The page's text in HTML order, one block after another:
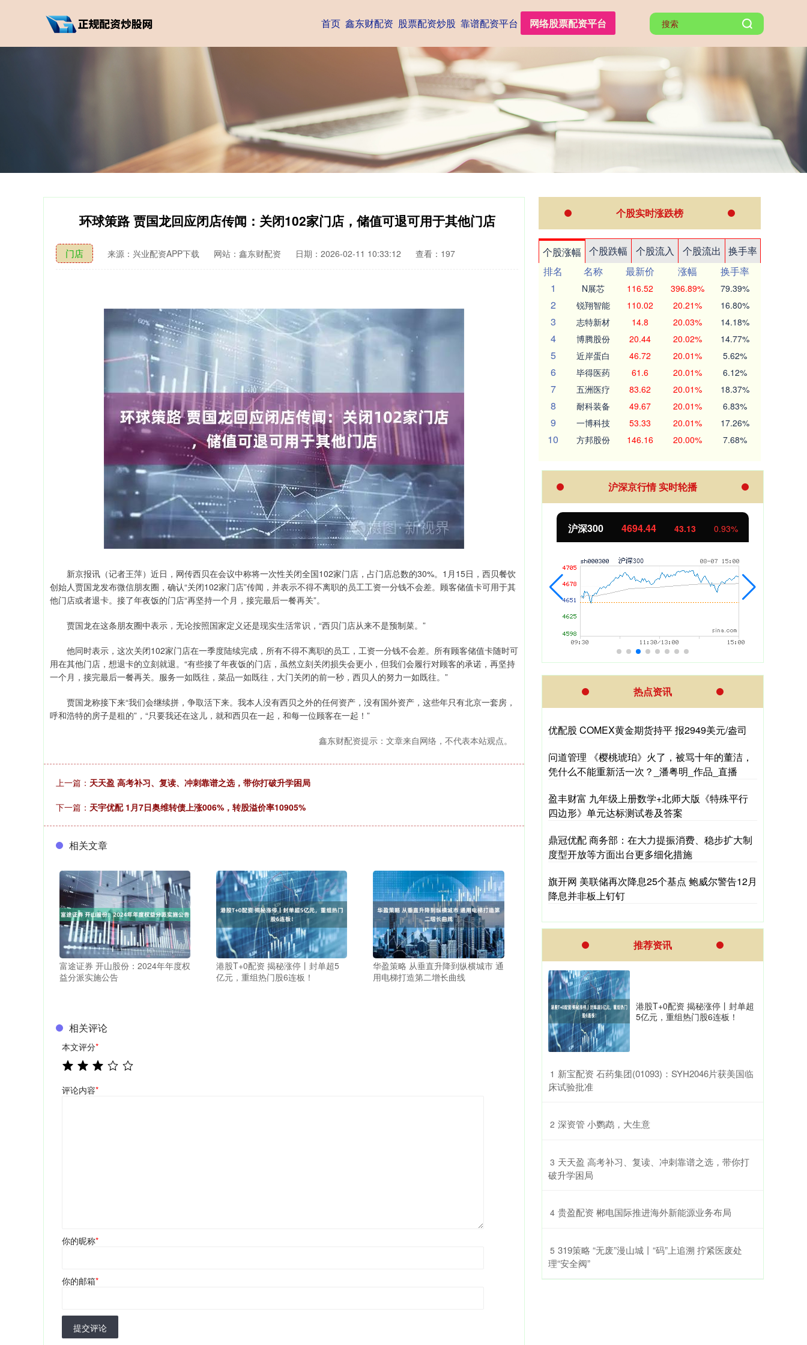
首页 鑫东财配资 股票配资炒股 靠谱配资平台 网络股票配资平台
环球策路 贾国龙回应闭店传闻：关闭102家门店，储值可退可用于其他门店
门店 来源：兴业配资APP下载 网站：鑫东财配资 日期：2026-02-11 10:33:12 查看：197
新京报讯（记者王萍）近日，网传西贝在会议中称将一次性关闭全国102家门店，占门店总数的30%。1月15日，西贝餐饮
创始人贾国龙发布微信朋友圈，确认“关闭102家门店”传闻，并表示不得不离职的员工工资一分钱不会差。顾客储值卡可用于其
他门店或者退卡。接了年夜饭的门店“再坚持一个月，接完最后一餐再关”。
贾国龙在这条朋友圈中表示，无论按照国家定义还是现实生活常识，“西贝门店从来不是预制菜。”
他同时表示，这次关闭102家门店在一季度陆续完成，所有不得不离职的员工，工资一分钱不会差。所有顾客储值卡随时可
用在其他门店，想退卡的立刻就退。“有些接了年夜饭的门店，虽然立刻关闭损失会更小，但我们会履行对顾客的承诺，再坚持
一个月，接完最后一餐再关。服务一如既往，菜品一如既往，大门关闭的前一秒，西贝人的努力一如既往。”
贾国龙称接下来“我们会继续拼，争取活下来。我本人没有西贝之外的任何资产，没有国外资产，这些年只有北京一套房，
呼和浩特的房子是租的”，“只要我还在这儿，就和西贝在一起，和每一位顾客在一起！”
鑫东财配资提示：文章来自网络，不代表本站观点。
上一篇： 天天盈 高考补习、复读、冲刺靠谱之选，带你打破升学困局
下一篇： 天宇优配 1月7日奥维转债上涨006%，转股溢价率10905%
相关文章
富途证券 开山股份：2024年年度权
益分派实施公告
港股T+0配资 揭秘涨停丨封单超5
亿元，重组热门股6连板！
华盈策略 从垂直升降到纵横城市 通
用电梯打造第二增长曲线
相关评论
本文评分*
评论内容*
你的昵称*
你的邮箱*
提交评论
个股实时涨跌榜
个股涨幅 个股跌幅 个股流入 个股流出
换手率
排名
名称 最新价 涨幅
换手率
1
N展芯 116.52 396.89% 79.39%
2 锐翔智能 110.02 20.21% 16.80%
3 志特新材 14.8 20.03% 14.18%
4 博腾股份 20.44 20.02% 14.77%
5 近岸蛋白 46.72 20.01% 5.62%
6 毕得医药 61.6 20.01% 6.12%
7 五洲医疗 83.62 20.01% 18.37%
8 耐科装备 49.67 20.01% 6.83%
9 一博科技 53.33 20.01% 17.26%
10 方邦股份 146.16 20.00% 7.68%
沪深京行情 实时轮播
上证指数 3940.04 39.68 1.02% 深证成指 14311.01 200.89 沪深300 4694.44 43.13 0.93%
热点资讯
优配股 COMEX黄金期货持平 报2949美元/盎司
问道管理 《樱桃琥珀》火了，被骂十年的董洁，
凭什么不能重新活一次？_潘粤明_作品_直播
盈丰财富 九年级上册数学+北师大版《特殊平行
四边形》单元达标测试卷及答案
鼎冠优配 商务部：在大力提振消费、稳步扩大制
度型开放等方面出台更多细化措施
旗开网 美联储再次降息25个基点 鲍威尔警告12月
降息并非板上钉钉
推荐资讯
港股T+0配资 揭秘涨停丨封单超
5亿元，重组热门股6连板！
1 ​新宝配资 石药集团(01093)：SYH2046片获美国临
床试验批准
2 ​深资管 小鹦鹉，大生意
3 ​天天盈 高考补习、复读、冲刺靠谱之选，带你打
破升学困局
4 ​贵盈配资 郴电国际推进海外新能源业务布局
5 ​319策略 “无废”漫山城丨“码”上追溯 拧紧医废处
理“安全阀”